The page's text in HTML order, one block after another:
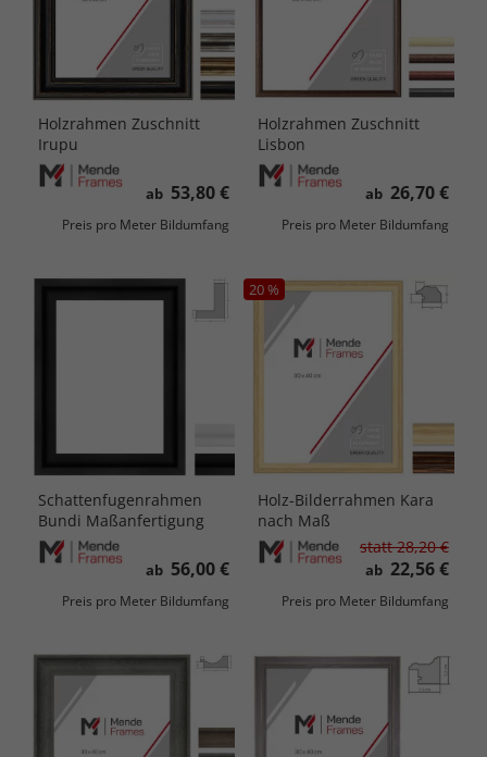
Holzrahmen Zuschnitt
Irupu
ab 53,80 €
Preis pro Meter Bildumfang
Holzrahmen Zuschnitt
Lisbon
ab 26,70 €
Preis pro Meter Bildumfang
Schattenfugenrahmen
Bundi Maßanfertigung
ab 56,00 €
Preis pro Meter Bildumfang
20 %
Holz-Bilderrahmen Kara
nach Maß
statt28,20 €
ab 22,56 €
Preis pro Meter Bildumfang